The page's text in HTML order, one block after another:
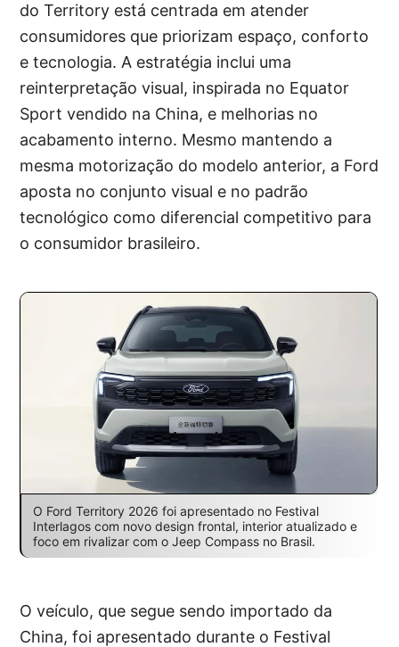
do Territory está centrada em atender
consumidores que priorizam espaço, conforto
e tecnologia. A estratégia inclui uma
reinterpretação visual, inspirada no Equator
Sport vendido na China, e melhorias no
acabamento interno. Mesmo mantendo a
mesma motorização do modelo anterior, a Ford
aposta no conjunto visual e no padrão
tecnológico como diferencial competitivo para
o consumidor brasileiro.
O Ford Territory 2026 foi apresentado no Festival
Interlagos com novo design frontal, interior atualizado e
foco em rivalizar com o Jeep Compass no Brasil.
O veículo, que segue sendo importado da
China, foi apresentado durante o Festival